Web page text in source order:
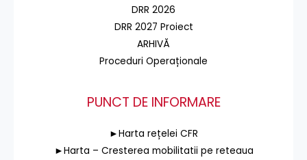
DRR 2026
DRR 2027 Proiect
ARHIVĂ
Proceduri Operaționale
PUNCT DE INFORMARE
►Harta rețelei CFR
►Harta – Cresterea mobilitatii pe reteaua